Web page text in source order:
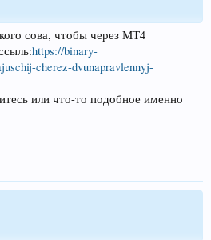
сова, чтобы через МТ4
https://binary-
cherez-dvunapravlennyj-
или что-то подобное именно